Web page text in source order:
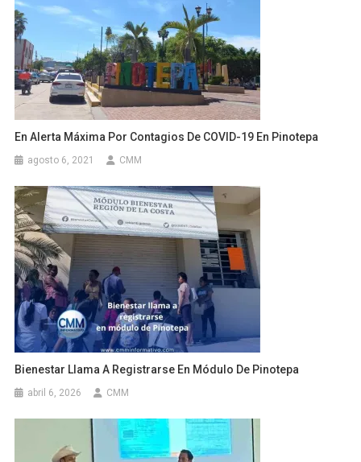
En Alerta Máxima Por Contagios De COVID-19 En Pinotepa
agosto 6, 2021 CMM
Bienestar Llama A Registrarse En Módulo De Pinotepa
abril 6, 2026 CMM